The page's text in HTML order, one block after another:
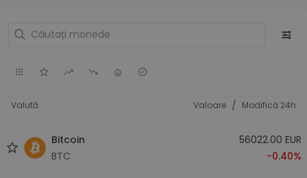
Valută Valoare / Modifică 24h
Bitcoin
BTC
56022.00 EUR
-0.40%